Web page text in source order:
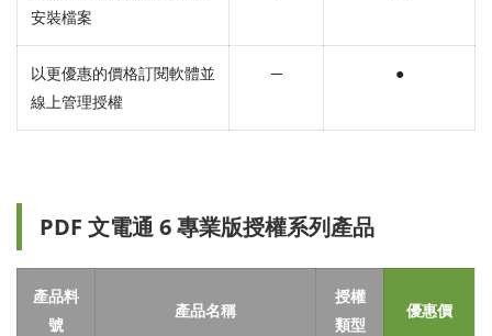
安裝檔案
以更優惠的價格訂閱軟體並
線上管理授權
─ ●
PDF 文電通 6 專業版授權系列產品
產品料
號
產品名稱
授權
類型
優惠價